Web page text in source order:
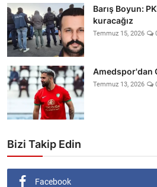
Barış Boyun:
kuracağız
Temmuz 15, 2026
Amedspor'dan
Temmuz 13, 2026
Bizi Takip Edin
Facebook